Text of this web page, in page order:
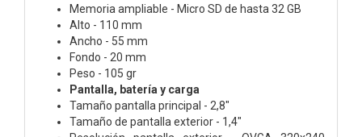
Memoria ampliable - Micro SD de hasta 32 GB
Alto - 110 mm
Ancho - 55 mm
Fondo - 20 mm
Peso - 105 gr
Pantalla, batería y carga
Tamaño pantalla principal - 2,8"
Tamaño de pantalla exterior - 1,4"